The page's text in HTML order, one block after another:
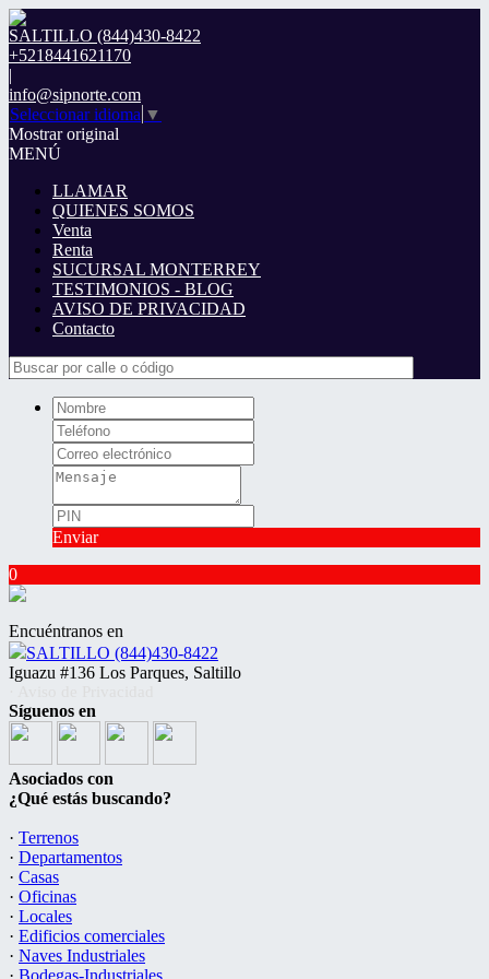
SALTILLO (844)430-8422
+5218441621170
|
info@sipnorte.com
Seleccionar idioma ▼
Mostrar original
MENÚ
LLAMAR
QUIENES SOMOS
Venta
Renta
SUCURSAL MONTERREY
TESTIMONIOS - BLOG
AVISO DE PRIVACIDAD
Contacto
Enviar
0
Encuéntranos en
SALTILLO (844)430-8422
Iguazu #136 Los Parques, Saltillo
Síguenos en
Asociados con
¿Qué estás buscando?
· Terrenos
· Departamentos
· Casas
· Oficinas
· Locales
· Edificios comerciales
· Naves Industriales
· Bodegas-Industriales